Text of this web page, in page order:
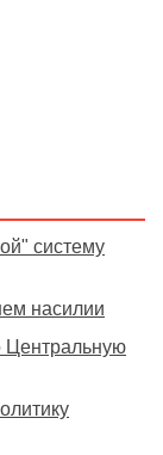
систему
насилии
Центральную